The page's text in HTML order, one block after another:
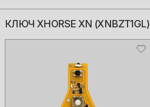
БЛОГ
КЛЮЧ XHORSE XN (XNBZT1GL)